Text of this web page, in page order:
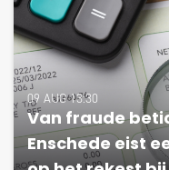
09 AUG 13:30
Van fraude
Enschede eist